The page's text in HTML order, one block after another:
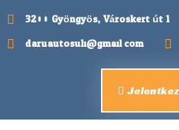
3200 Gyöngyös, Városkert út 1.
daruautosuli@gmail.com